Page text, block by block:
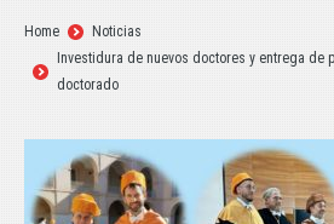
Estás aquí:
Home
Noticias
Investidura de nuevos doctores y entrega de
doctorado